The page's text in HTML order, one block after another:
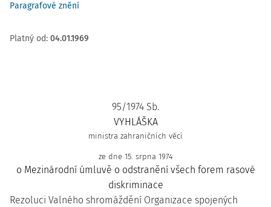
Paragrafové znění
Platný od: 04.01.1969
95/1974 Sb.
VYHLÁŠKA
ministra zahraničních věcí
ze dne 15. srpna 1974
o Mezinárodní úmluvě o odstranění všech forem rasové
diskriminace
Rezoluci Valného shromáždění Organizace spojených